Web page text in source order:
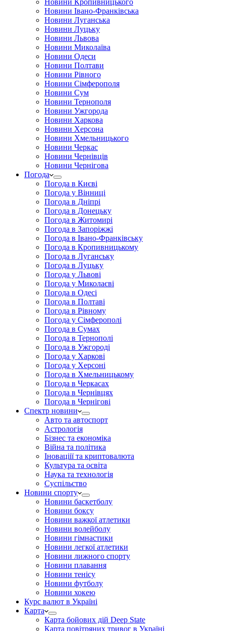
Новини Кропивницького
Новини Івано-Франківська
Новини Луганська
Новини Луцьку
Новини Львова
Новини Миколаїва
Новини Одеси
Новини Полтави
Новини Рівного
Новини Сімферополя
Новини Сум
Новини Тернополя
Новини Ужгорода
Новини Харкова
Новини Херсона
Новини Хмельницького
Новини Черкас
Новини Чернівців
Новини Чернігова
Погода
Погода в Києві
Погода у Вінниці
Погода в Дніпрі
Погода в Донецьку
Погода в Житомирі
Погода в Запоріжжі
Погода в Івано-Франківську
Погода в Кропивницькому
Погода в Луганську
Погода в Луцьку
Погода у Львові
Погода у Миколаєві
Погода в Одесі
Погода в Полтаві
Погода в Рівному
Погода у Сімферополі
Погода в Сумах
Погода в Тернополі
Погода в Ужгороді
Погода у Харкові
Погода у Херсоні
Погода в Хмельницькому
Погода в Черкасах
Погода в Чернівцях
Погода в Чернігові
Спектр новини
Авто та автоспорт
Астрологія
Бізнес та економіка
Війна та політика
Іноваціії та криптовалюта
Культура та освіта
Наука та технологія
Суспільство
Новини спорту
Новини баскетболу
Новини боксу
Новини важкої атлетики
Новини волейболу
Новини гімнастики
Новини легкої атлетики
Новини лижного спорту
Новини плавання
Новини тенісу
Новини футболу
Новини хокею
Курс валют в Україні
Карта
Карта бойових дій Deep State
Карта повітряних тривог в Україні